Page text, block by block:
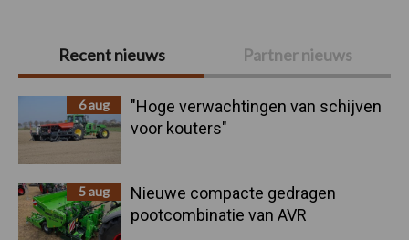
Primaire
Sidebar
Recent nieuws Partner nieuws
6 aug
"Hoge verwachtingen van schijven
voor kouters"
5 aug
Nieuwe compacte gedragen
pootcombinatie van AVR